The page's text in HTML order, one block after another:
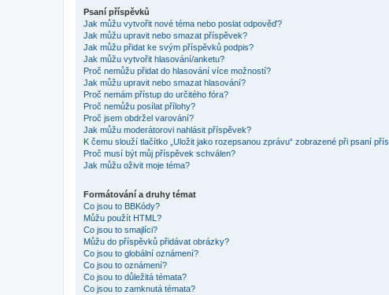
Psaní příspěvků
Jak můžu vytvořit nové téma nebo poslat odpověď?
Jak můžu upravit nebo smazat příspěvek?
Jak můžu přidat ke svým příspěvků podpis?
Jak můžu vytvořit hlasování/anketu?
Proč nemůžu přidat do hlasování více možností?
Jak můžu upravit nebo smazat hlasování?
Proč nemám přístup do určitého fóra?
Proč nemůžu posílat přílohy?
Proč jsem obdržel varování?
Jak můžu moderátorovi nahlásit příspěvek?
K čemu slouží tlačítko „Uložit jako rozepsanou zprávu“ zobrazené při psaní
Proč musí být můj příspěvek schválen?
Jak můžu oživit moje téma?
Formátování a druhy témat
Co jsou to BBKódy?
Můžu použít HTML?
Co jsou to smajlíci?
Můžu do příspěvků přidávat obrázky?
Co jsou to globální oznámení?
Co jsou to oznámení?
Co jsou to důležitá témata?
Co jsou to zamknutá témata?